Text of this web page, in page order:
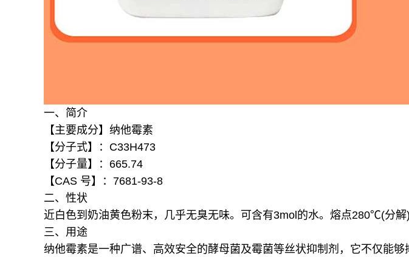
一、简介
【主要成分】纳他霉素
【分子式】：C33H473
【分子量】：665.74
【CAS 号】：7681-93-8
二、性状
近白色到奶油黄色粉末，几乎无臭无味。可含有3mol的水。熔点280℃(分
三、用途
纳他霉素是一种广谱、高效安全的酵母菌及霉菌等丝状抑制剂，它不仅能